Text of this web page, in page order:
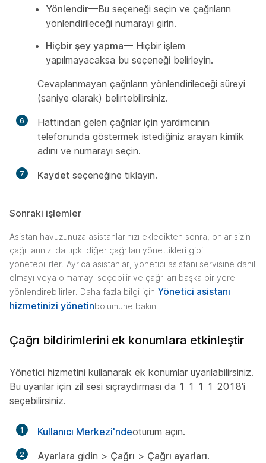
Yönlendir—Bu seçeneği seçin ve çağrıların
yönlendirileceği numarayı girin.
Hiçbir şey yapma— Hiçbir işlem
yapılmayacaksa bu seçeneği belirleyin.
Cevaplanmayan çağrıların yönlendirileceği süreyi
(saniye olarak) belirtebilirsiniz.
6
Hattından gelen çağrılar için yardımcının
telefonunda göstermek istediğiniz arayan kimlik
adını ve numarayı seçin.
7 Kaydet seçeneğine tıklayın.
Sonraki işlemler
Asistan havuzunuza asistanlarınızı ekledikten sonra, onlar sizin
çağrılarınızı da tıpkı diğer çağrıları yönettikleri gibi
yönetebilirler. Ayrıca asistanlar, yönetici asistanı servisine dahil
olmayı veya olmamayı seçebilir ve çağrıları başka bir yere
yönlendirebilirler. Daha fazla bilgi için Yönetici asistanı
hizmetinizi yönetinbölümüne bakın.
Çağrı bildirimlerini ek konumlara etkinleştir
Yönetici hizmetini kullanarak ek konumlar uyarılabilirsiniz.
Bu uyarılar için zil sesi sıçraydırması da 1 1 1 1 2018'i
seçebilirsiniz.
1 Kullanıcı Merkezi'ndeoturum açın.
2 Ayarlara gidin > Çağrı > Çağrı ayarları.